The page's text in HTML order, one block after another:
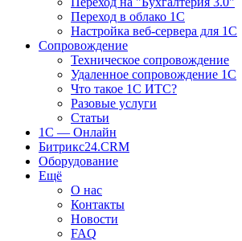
Переход в облако 1С
Настройка веб-сервера для 1С
Сопровождение
Техническое сопровождение
Удаленное сопровождение 1С
Что такое 1С ИТС?
Разовые услуги
Статьи
1С — Онлайн
Битрикс24.CRM
Оборудование
Ещё
О нас
Контакты
Новости
FAQ